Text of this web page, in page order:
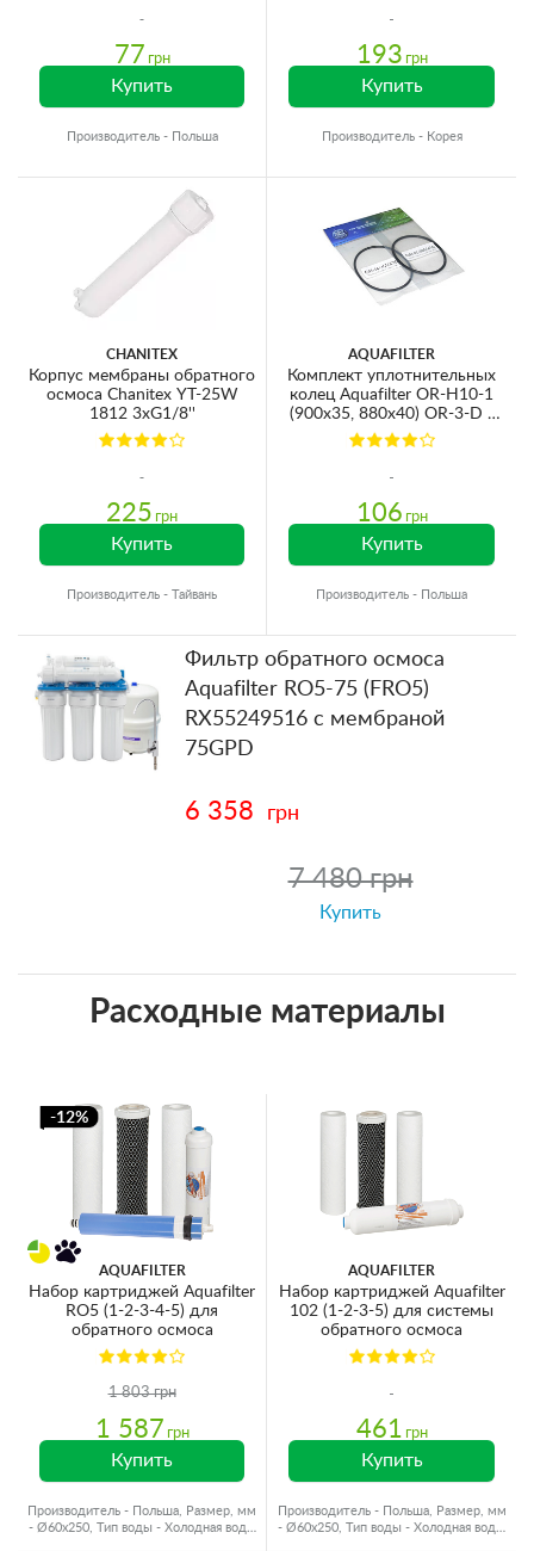
77 грн
Купить
Производитель - Польша
193 грн
Купить
Производитель - Корея
CHANITEX
Корпус мембраны обратного
осмоса Chanitex YT-25W
1812 3хG1/8''
225 грн
Купить
Производитель - Тайвань
AQUAFILTER
Комплект уплотнительных
колец Aquafilter OR-H10-1
(900x35, 880x40) OR-3-D /
OR-3-S
106 грн
Купить
Производитель - Польша
Фильтр обратного осмоса
Aquafilter RO5-75 (FRO5)
RX55249516 с мембраной
75GPD
6 358 грн
7 480 грн
Купить
Расходные материалы
-12%
AQUAFILTER
Набор картриджей Aquafilter
RO5 (1-2-3-4-5) для
обратного осмоса
1 803 грн
1 587 грн
Купить
Производитель - Польша, Размер, мм
- Ø60x250, Тип воды - Холодная вода,
AQUAFILTER
Набор картриджей Aquafilter
102 (1-2-3-5) для системы
обратного осмоса
461 грн
Купить
Производитель - Польша, Размер, мм
- Ø60x250, Тип воды - Холодная вода,